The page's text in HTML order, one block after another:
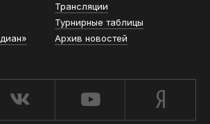
Трансляции
Турнирные таблицы
Архив новостей